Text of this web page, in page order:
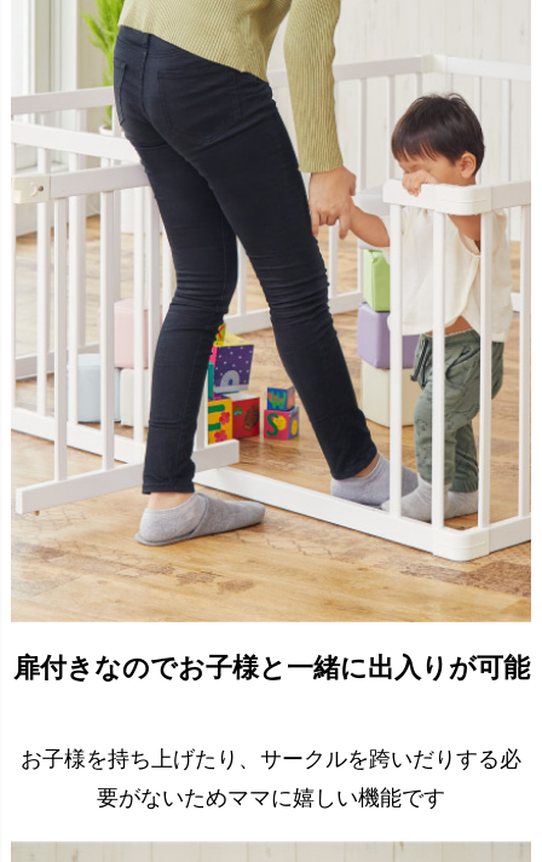
扉付きなのでお子様と一緒に出入りが可能
お子様を持ち上げたり、サークルを跨いだりする必
要がないためママに嬉しい機能です